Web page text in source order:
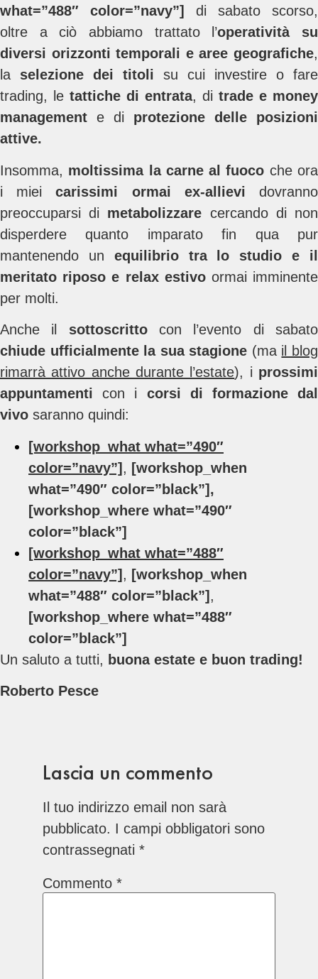
what=”488″ color=”navy”] di sabato scorso,
oltre a ciò abbiamo trattato l’operatività su
diversi orizzonti temporali e aree geografiche,
la selezione dei titoli su cui investire o fare
trading, le tattiche di entrata, di trade e money
management e di protezione delle posizioni
attive.
Insomma, moltissima la carne al fuoco che ora
i mieicarissimi ormai ex-allievidovranno
preoccuparsi di metabolizzare cercando di non
disperdere quanto imparato fin qua pur
mantenendo un equilibrio tra lo studio e il
meritato riposo e relax estivoormai imminente
per molti.
Anche il sottoscrittocon l’evento di sabato
chiude ufficialmente la sua stagione (ma il blog
rimarrà attivo anche durante l’estate), i prossimi
appuntamenti con i corsi di formazione dal
vivo saranno quindi:
[workshop_what what=”490″
color=”navy”], [workshop_when
what=”490″ color=”black”],
[workshop_where what=”490″
color=”black”]
[workshop_what what=”488″
color=”navy”], [workshop_when
what=”488″ color=”black”],
[workshop_where what=”488″
color=”black”]
Un saluto a tutti, buona estate e buon trading!
Roberto Pesce
Lascia un commento
Il tuo indirizzo email non sarà
pubblicato. I campi obbligatori sono
contrassegnati *
Commento *